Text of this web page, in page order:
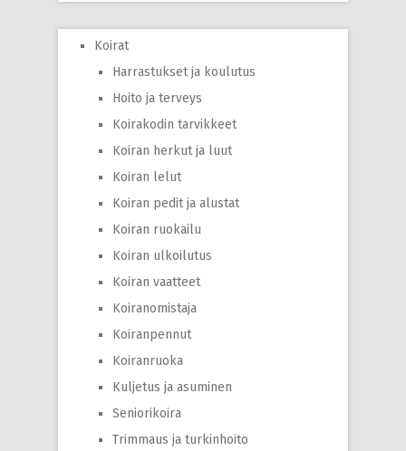
Koirat
Harrastukset ja koulutus
Hoito ja terveys
Koirakodin tarvikkeet
Koiran herkut ja luut
Koiran lelut
Koiran pedit ja alustat
Koiran ruokailu
Koiran ulkoilutus
Koiran vaatteet
Koiranomistaja
Koiranpennut
Koiranruoka
Kuljetus ja asuminen
Seniorikoira
Trimmaus ja turkinhoito